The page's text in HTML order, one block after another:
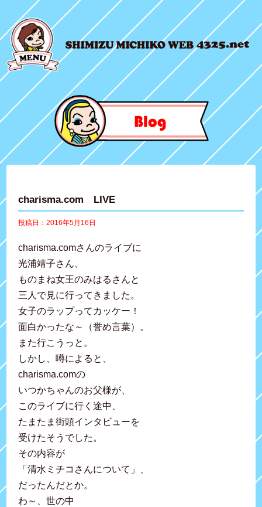
charisma.com LIVE
投稿日：2016年5月16日
charisma.comさんのライブに
光浦靖子さん、
ものまね女王のみはるさんと
三人で見に行ってきました。
女子のラップってカッケー！
面白かったな～（誉め言葉）。
また行こうっと。
しかし、噂によると、
charisma.comの
いつかちゃんのお父様が、
このライブに行く途中、
たまたま街頭インタビューを
受けたそうでした。
その内容が
「清水ミチコさんについて」、
だったんだとか。
わ～、世の中